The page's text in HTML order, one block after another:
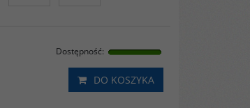
Dostępność:
DO KOSZYKA